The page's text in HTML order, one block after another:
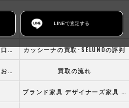
LINEで査定する
コンセプト
カッシーナの買取･SELUNOの口コミ情報 カッシーナの買取･SELUNOの評判
カッシーナの買取･SELUNOのお客様の声 買取の流れ
ブランド家具 デザイナーズ家具 高級オフィス家具